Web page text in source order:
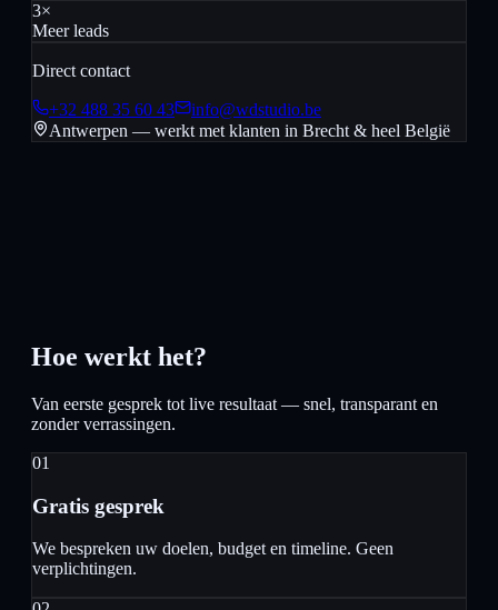
3×
Meer leads
Direct contact
+32 488 35 60 43
info@wdstudio.be
Antwerpen — werkt met klanten in Brecht & heel België
Hoe werkt het?
Van eerste gesprek tot live resultaat — snel, transparant en
zonder verrassingen.
01
Gratis gesprek
We bespreken uw doelen, budget en timeline. Geen
verplichtingen.